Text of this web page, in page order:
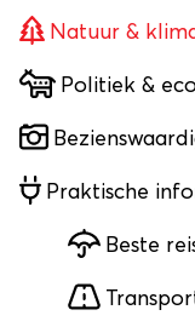
Natuur &
Politiek &
Praktische
Beste